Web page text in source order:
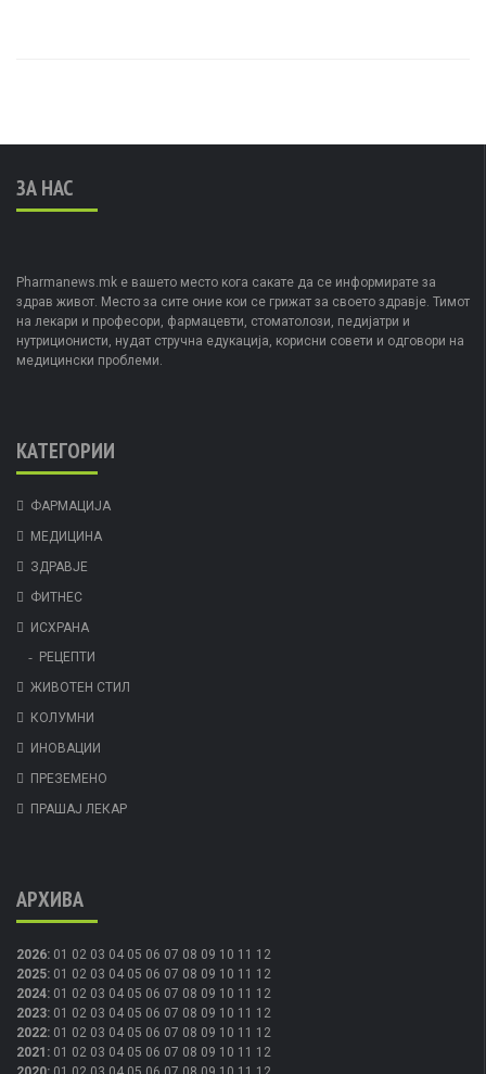
ЗА НАС
Pharmanews.mk е вашето место кога сакате да се информирате за
здрав живот. Место за сите оние кои се грижат за своето здравје. Тимот
на лекари и професори, фармацевти, стоматолози, педијатри и
нутриционисти, нудат стручна едукација, корисни совети и одговори на
медицински проблеми.
КАТЕГОРИИ
ФАРМАЦИЈА
МЕДИЦИНА
ЗДРАВЈЕ
ФИТНЕС
ИСХРАНА
РЕЦЕПТИ
ЖИВОТЕН СТИЛ
КОЛУМНИ
ИНОВАЦИИ
ПРЕЗЕМЕНО
ПРАШАЈ ЛЕКАР
АРХИВА
2026: 01 02 03 04 05 06 07 08 09 10 11 12
2025: 01 02 03 04 05 06 07 08 09 10 11 12
2024: 01 02 03 04 05 06 07 08 09 10 11 12
2023: 01 02 03 04 05 06 07 08 09 10 11 12
2022: 01 02 03 04 05 06 07 08 09 10 11 12
2021 : 01 02 03 04 05 06 07 08 09 10 11 12